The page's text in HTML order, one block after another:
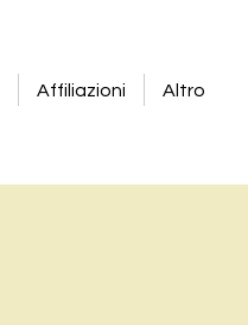
Affiliazioni Altro